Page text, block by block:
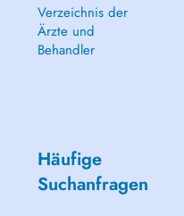
Verzeichnis der
Ärzte und
Behandler
Häufige
Suchanfragen